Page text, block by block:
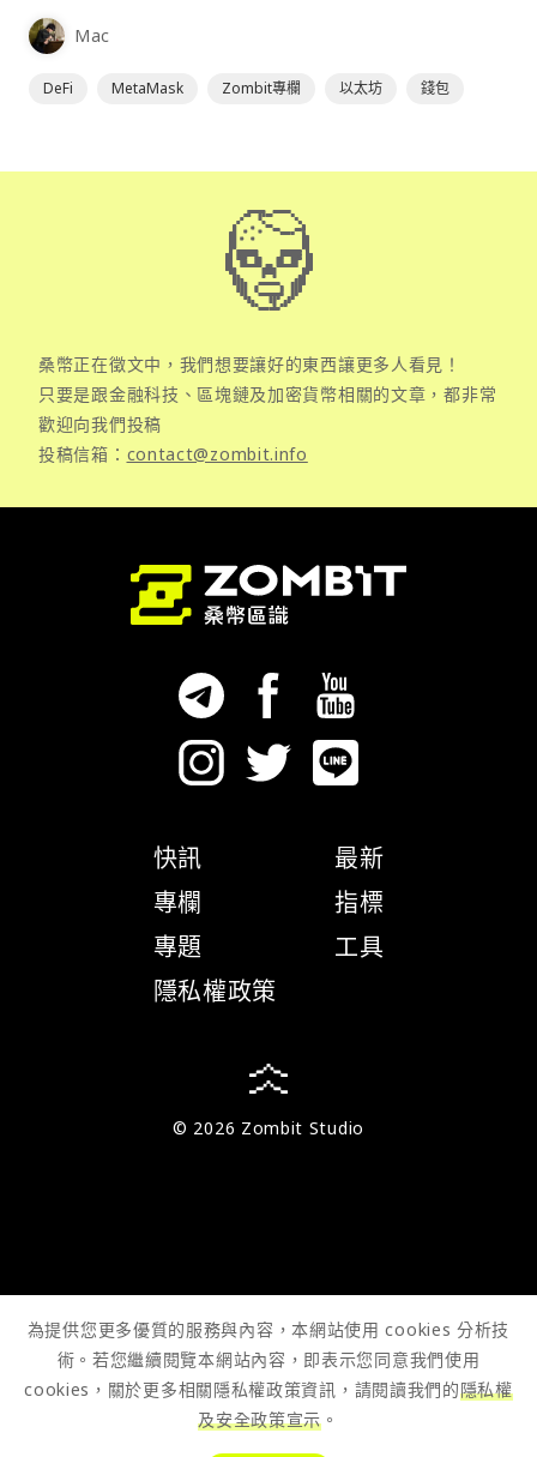
為插件使用，具備許多功能且使用上非常方便。
Mac
DeFi MetaMask Zombit專欄 以太坊 錢包
桑幣正在徵文中，我們想要讓好的東西讓更多人看見！
只要是跟金融科技、區塊鏈及加密貨幣相關的文章，都非常
歡迎向我們投稿
投稿信箱： contact@zombit.info
快訊
專欄
專題
隱私權政策
最新
指標
工具
© 2026 Zombit Studio
為提供您更多優質的服務與內容，本網站使用 cookies 分析技
術。若您繼續閱覽本網站內容，即表示您同意我們使用
cookies，關於更多相關隱私權政策資訊，請閱讀我們的隱私權
及安全政策宣示 。